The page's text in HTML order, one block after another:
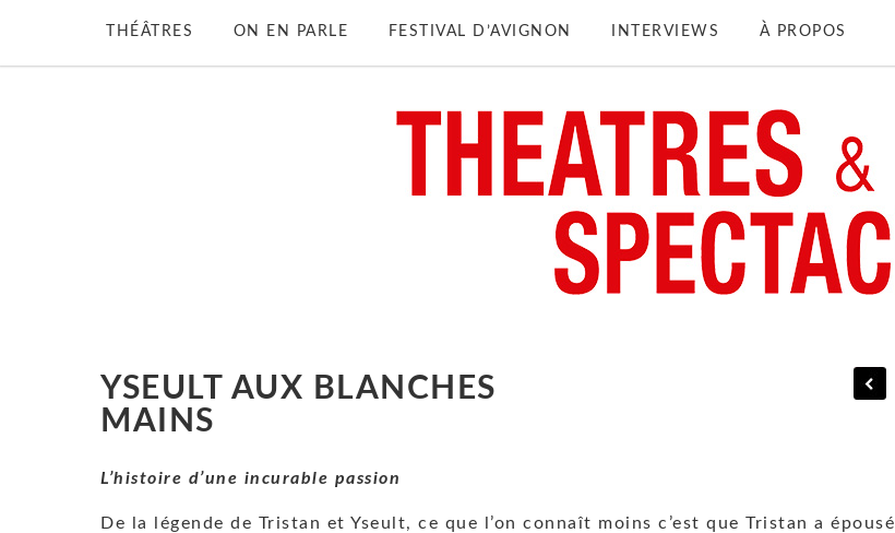
THÉÂTRES ON EN PARLE FESTIVAL D’AVIGNON INTERVIEWS À PROPOS
YSEULT AUX BLANCHES
MAINS
L’histoire d’une incurable passion
De la légende de Tristan et Yseult, ce que l’on connaît moins c’est que Tristan a épousé